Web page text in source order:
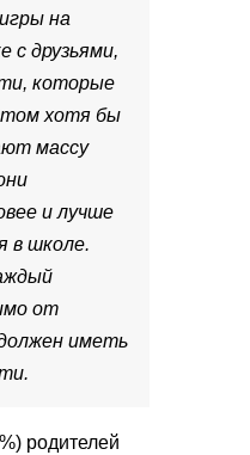
на
с друзьями,
которые
хотя бы
массу
и лучше
в школе.
от
иметь
родителей